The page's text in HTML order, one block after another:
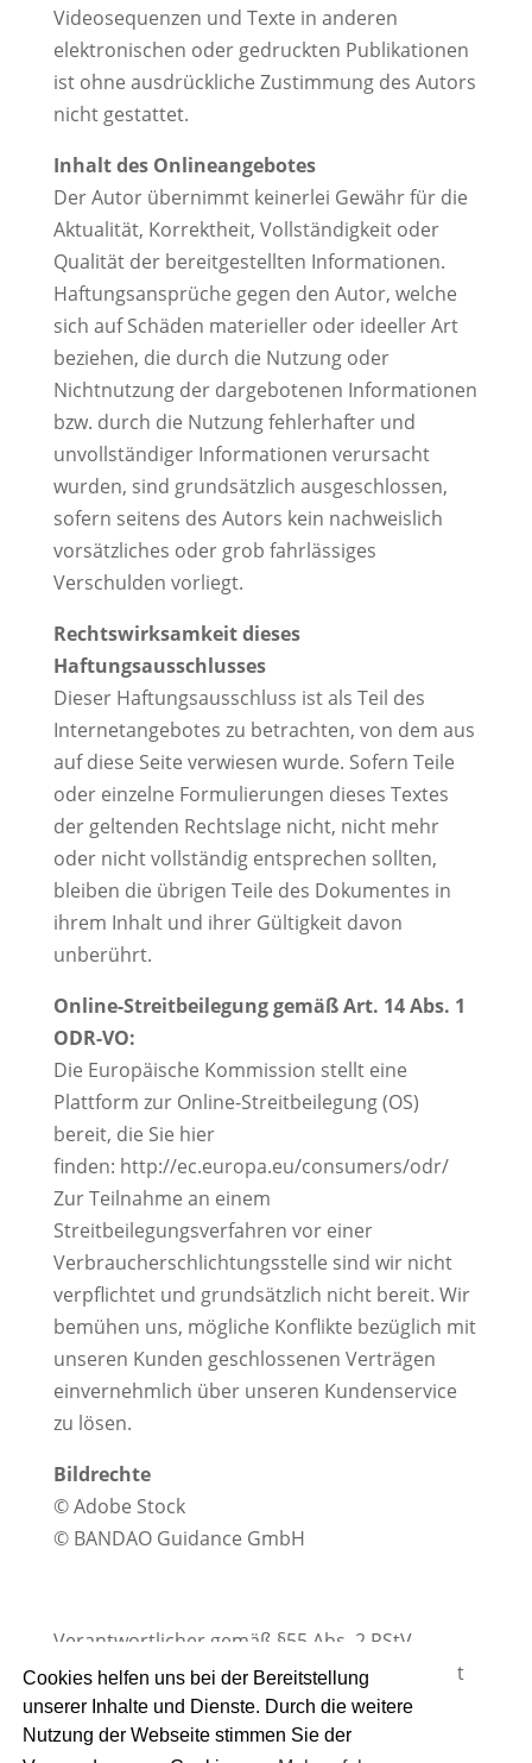
Cookies helfen uns bei der Bereitstellung
unserer Inhalte und Dienste. Durch die weitere
Nutzung der Webseite stimmen Sie der
Videosequenzen und Texte in anderen
elektronischen oder gedruckten Publikationen
ist ohne ausdrückliche Zustimmung des Autors
nicht gestattet.
Inhalt des Onlineangebotes
Der Autor übernimmt keinerlei Gewähr für die
Aktualität, Korrektheit, Vollständigkeit oder
Qualität der bereitgestellten Informationen.
Haftungsansprüche gegen den Autor, welche
sich auf Schäden materieller oder ideeller Art
beziehen, die durch die Nutzung oder
Nichtnutzung der dargebotenen Informationen
bzw. durch die Nutzung fehlerhafter und
unvollständiger Informationen verursacht
wurden, sind grundsätzlich ausgeschlossen,
sofern seitens des Autors kein nachweislich
vorsätzliches oder grob fahrlässiges
Verschulden vorliegt.
Rechtswirksamkeit dieses
Haftungsausschlusses
Dieser Haftungsausschluss ist als Teil des
Internetangebotes zu betrachten, von dem aus
auf diese Seite verwiesen wurde. Sofern Teile
oder einzelne Formulierungen dieses Textes
der geltenden Rechtslage nicht, nicht mehr
oder nicht vollständig entsprechen sollten,
bleiben die übrigen Teile des Dokumentes in
ihrem Inhalt und ihrer Gültigkeit davon
unberührt.
Online-Streitbeilegung gemäß Art. 14 Abs. 1
ODR-VO:
Die Europäische Kommission stellt eine
Plattform zur Online-Streitbeilegung (OS)
bereit, die Sie hier
finden: http://ec.europa.eu/consumers/odr/
Zur Teilnahme an einem
Streitbeilegungsverfahren vor einer
Verbraucherschlichtungsstelle sind wir nicht
verpflichtet und grundsätzlich nicht bereit. Wir
bemühen uns, mögliche Konflikte bezüglich mit
unseren Kunden geschlossenen Verträgen
einvernehmlich über unseren Kundenservice
zu lösen.
Bildrechte
© Adobe Stock
© BANDAO Guidance GmbH
Verantwortlicher gemäß §55 Abs. 2 RStV
(journalistischer, redaktioneller Inhalte): Birgit
Albrich